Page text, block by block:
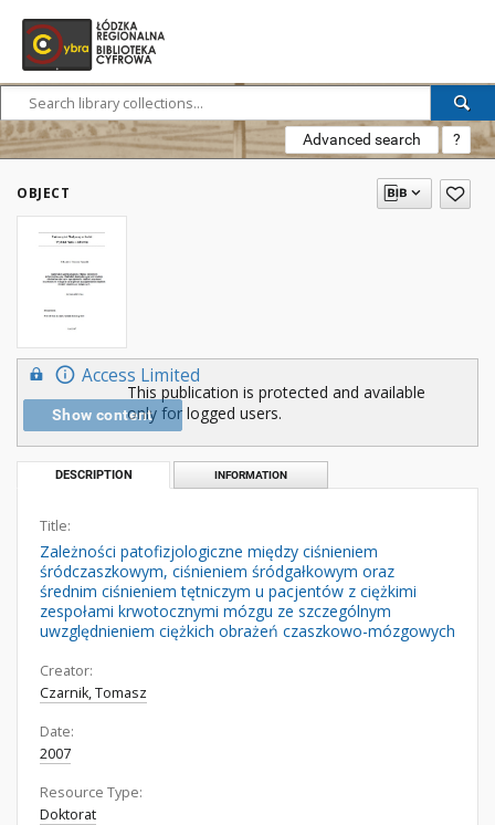
Advanced search ?
OBJECT
Access Limited
Show content
This publication is protected and available
only for logged users.
DESCRIPTION INFORMATION
Title:
Zależności patofizjologiczne między ciśnieniem
śródczaszkowym, ciśnieniem śródgałkowym oraz
średnim ciśnieniem tętniczym u pacjentów z ciężkimi
zespołami krwotocznymi mózgu ze szczególnym
uwzględnieniem ciężkich obrażeń czaszkowo-mózgowych
Creator:
Czarnik, Tomasz
Date:
2007
Resource Type:
Doktorat